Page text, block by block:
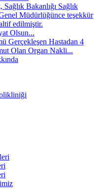
Sağlık Bakanlığı Sağlık
Müdürlüğünce teşekkür
edilmiştir.
Olsun...
Gerçekleşen Hastadan 4
Olan Organ Nakli...